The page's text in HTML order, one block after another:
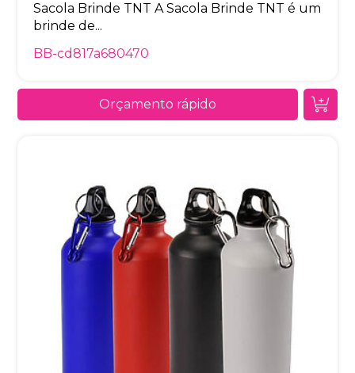
Sacola Brinde TNT A Sacola Brinde TNT é um
brinde de...
BB-cd817a680470
Orçamento rápido